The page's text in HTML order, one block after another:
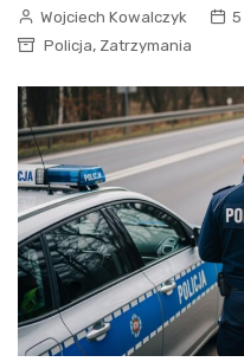
Wojciech Kowalczyk
Policja, Zatrzymania